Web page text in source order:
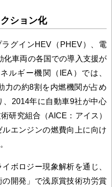
ション化
グインHEV（PHEV）、電
車両の各国での導入支援が
ルギー機関（IEA）では、
力の約8割を内燃機関が占め
2014年に自動車9社が中心
研究組合（AICE：アイス）
エンジンの燃費向上に向け
ボロジー現象解析を通じ、
開発」で浅原賞技術功労賞